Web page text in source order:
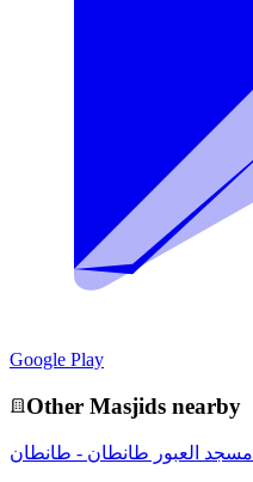
Google Play
Other Masjids nearby
مسجد العبور طانطان - طانطان